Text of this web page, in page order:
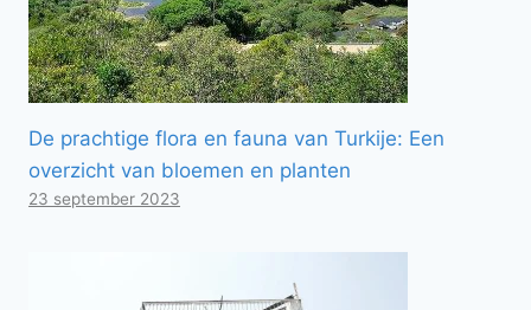
De prachtige flora en fauna van Turkije: Een
overzicht van bloemen en planten
23 september 2023